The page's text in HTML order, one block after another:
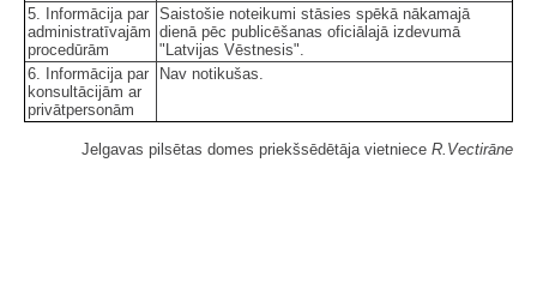
5. Informācija par
administratīvajām
procedūrām
Saistošie noteikumi stāsies spēkā nākamajā
dienā pēc publicēšanas oficiālajā izdevumā
"Latvijas Vēstnesis".
6. Informācija par
konsultācijām ar
privātpersonām
Nav notikušas.
Jelgavas pilsētas domes priekšsēdētāja vietniece R.Vectirāne